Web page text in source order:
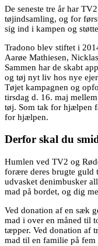
De seneste tre år har
tøjindsamling, og for
sig ind i kampen og
Tradono blev stiftet i
Aarøe Mathiesen,
Sammen har de skabt
og tøj nyt liv hos nye
Tøjet kampagnen og
tirsdag d. 16. maj
tøj. Som tak for hjælpen
for hjælpen.
Derfor skal du
Humlen ved TV2 og
forære deres brugte guld
udvasket denimbusker
mad på bordet, og dig
Ved donation af en sæk
mad i over en måned til
tæpper. Ved donation af
mad til en familie på fem